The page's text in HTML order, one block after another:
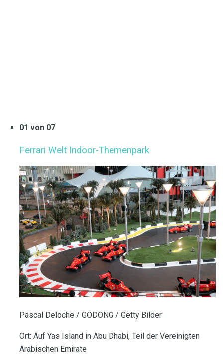
01 von 07
Ferrari Welt Indoor-Themenpark
Pascal Deloche / GODONG / Getty Bilder
Ort: Auf Yas Island in Abu Dhabi, Teil der Vereinigten
Arabischen Emirate